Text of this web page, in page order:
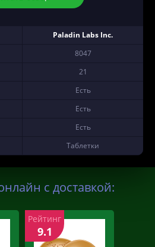
Paladin Labs Inc.
8047
21
Есть
Есть
Есть
Таблетки
с доставкой:
Рейтинг
9.1